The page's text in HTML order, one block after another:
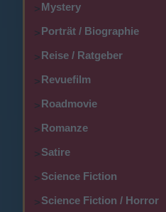
>Mystery
>Porträt / Biographie
>Reise / Ratgeber
>Revuefilm
>Roadmovie
>Romanze
>Satire
>Science Fiction
>Science Fiction / Horror